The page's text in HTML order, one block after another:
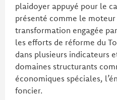
plaidoyer appuyé pour le
présenté comme le moteur
transformation engagée
les efforts de réforme du
dans plusieurs indicateurs
domaines structurants
économiques spéciales,
foncier.